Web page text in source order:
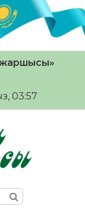
жаршысы»
03:57